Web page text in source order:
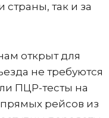
страны, так и за
открыт для
не требуются
ПЦР-тесты на
рейсов из